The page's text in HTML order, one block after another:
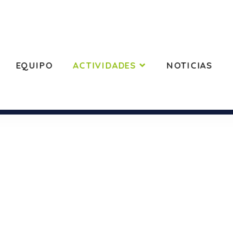
EQUIPO ACTIVIDADES NOTICIAS